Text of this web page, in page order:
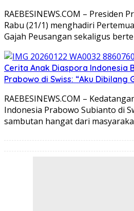
RAEBESINEWS.COM – Presiden
Rabu (21/1) menghadiri
Gajah Peusangan sekaligus
Cerita Anak Diaspora Indonesia
Prabowo di Swiss: “Aku Dibilang
RAEBESINEWS.COM –
Indonesia Prabowo Subianto di
sambutan hangat dari